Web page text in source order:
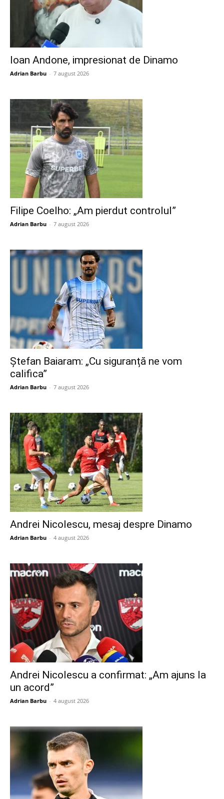
Ioan Andone, impresionat de Dinamo
Adrian Barbu - 7 august 2026
Filipe Coelho: „Am pierdut controlul”
Adrian Barbu - 7 august 2026
Ștefan Baiaram: „Cu siguranță ne vom
califica”
Adrian Barbu - 7 august 2026
Andrei Nicolescu, mesaj despre Dinamo
Adrian Barbu - 4 august 2026
Andrei Nicolescu a confirmat: „Am ajuns la
un acord”
Adrian Barbu - 4 august 2026